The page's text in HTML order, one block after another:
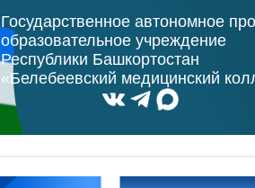
Государственное автономное
образовательное учреждение
Республики Башкортостан
«Белебеевский медицинский